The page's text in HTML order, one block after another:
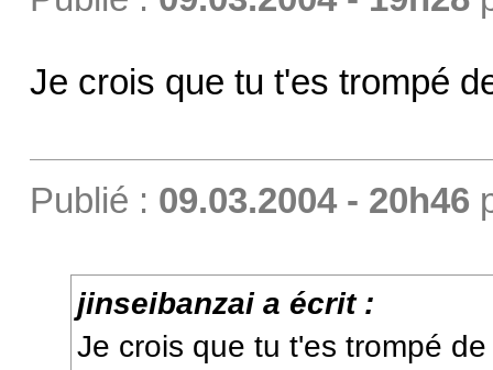
Je crois que tu t'es trompé
Publié : 09.03.2004 - 20h46
jinseibanzai a écrit :
Je crois que tu t'es trompé